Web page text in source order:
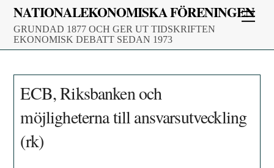
Skip
content
NATIONALEKONOMISKA FÖRENINGEN
GRUNDAD 1877 OCH GER UT TIDSKRIFTEN
EKONOMISK DEBATT SEDAN 1973
ECB, Riksbanken och
möjligheterna till ansvarsutveckling
(rk)